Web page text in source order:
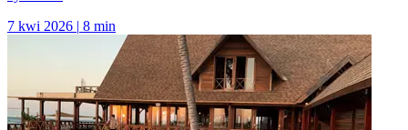
7 kwi 2026 | 8 min